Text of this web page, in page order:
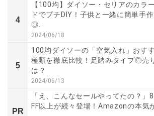
4
【100均】ダイソー・セリアのカラ
ドでプチDIY！子供と一緒に簡単手作
◎...
2024/06/18
5
100均ダイソーの「空気入れ」おす
種類を徹底比較！足踏みタイプ◎売
は？
2024/06/13
PR
「え、こんなセールやってたの？」
FF以上が続々登場！Amazonの本気